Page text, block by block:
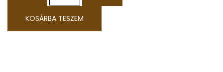
KOSÁRBA TESZEM